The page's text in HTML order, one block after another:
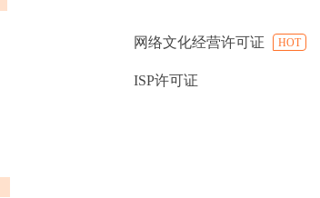
网络文化经营许可证 HOT
ISP许可证